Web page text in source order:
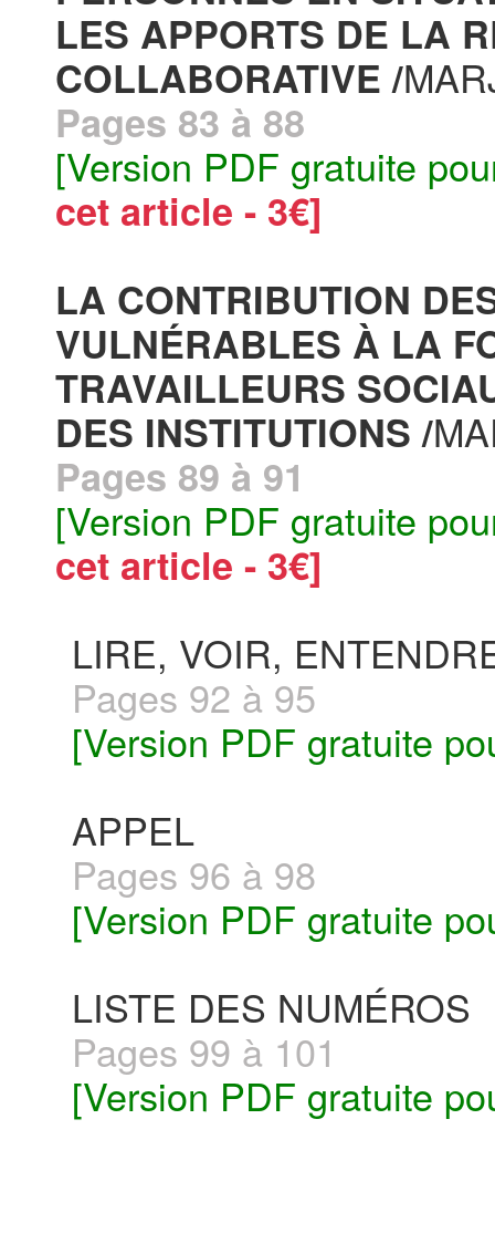
LES APPORTS DE LA
COLLABORATIVE /
Pages 83 à 88
[Version PDF gratuite
cet article - 3€]
LA CONTRIBUTION
VULNÉRABLES À LA
TRAVAILLEURS
DES INSTITUTIONS /
Pages 89 à 91
[Version PDF gratuite
cet article - 3€]
LIRE, VOIR,
Pages 92 à 95
[Version PDF gratuite
APPEL
Pages 96 à 98
[Version PDF gratuite
LISTE DES NUMÉROS
Pages 99 à 101
[Version PDF gratuite